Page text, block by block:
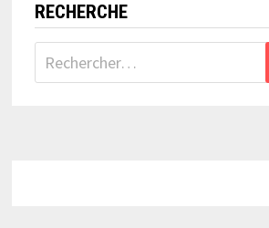
RECHERCHE
Rechercher :